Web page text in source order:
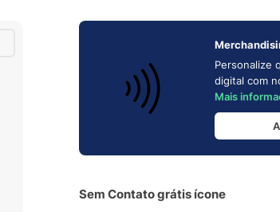
Personalize
digital com
Mais
Sem Contato grátis ícone